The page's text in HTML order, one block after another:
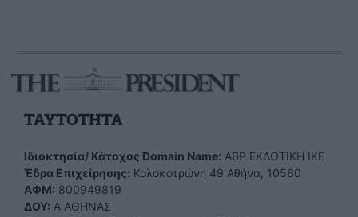
TAYTOTHTA
Ιδιοκτησία/ Κάτοχος Domain Name: ΑBP ΕΚΔΟΤΙΚΗ ΙΚΕ
Έδρα Επιχείρησης: Κολοκοτρώνη 49 Αθήνα, 10560
ΑΦΜ: 800949819
ΔΟΥ: Α ΑΘΗΝΑΣ